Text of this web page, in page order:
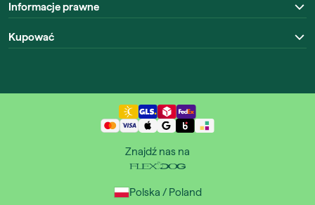
Informacje prawne
Kupować
Znajdź nas na
Polska / Poland